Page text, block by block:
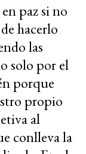
paz si no
hacerlo
las
solo por el
porque
propio
al
conlleva la